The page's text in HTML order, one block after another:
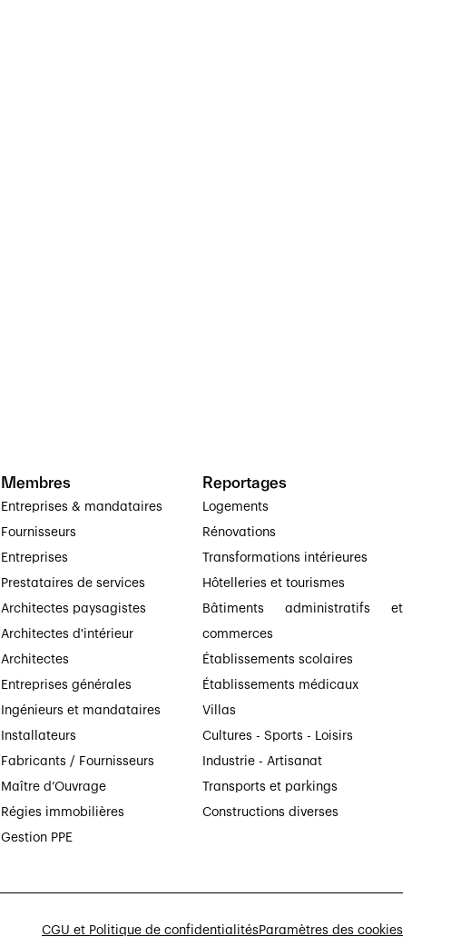
Membres
Entreprises & mandataires
Fournisseurs
Entreprises
Prestataires de services
Architectes paysagistes
Architectes d'intérieur
Architectes
Entreprises générales
Ingénieurs et mandataires
Installateurs
Fabricants / Fournisseurs
Maître d’Ouvrage
Régies immobilières
Gestion PPE
Reportages
Logements
Rénovations
Transformations intérieures
Hôtelleries et tourismes
Bâtiments administratifs et
commerces
Établissements scolaires
Établissements médicaux
Villas
Cultures - Sports - Loisirs
Industrie - Artisanat
Transports et parkings
Constructions diverses
CGU et Politique de confidentialités Paramètres des cookies